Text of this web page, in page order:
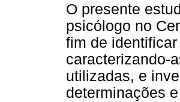
O presente
psicólogo no
fim de
caracterizando-
utilizadas, e
determinações